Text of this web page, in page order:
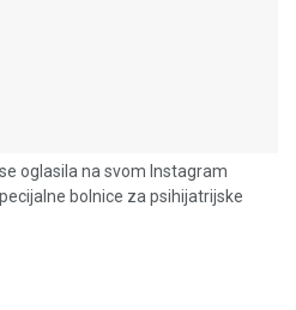
oglasila na svom Instagram
bolnice za psihijatrijske